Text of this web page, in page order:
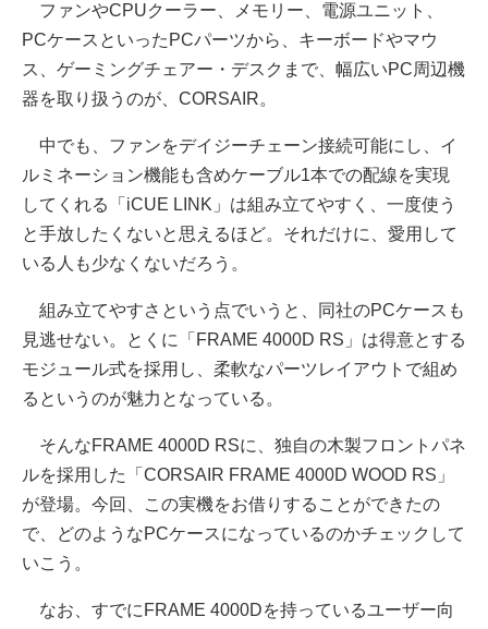
ファンやCPUクーラー、メモリー、電源ユニット、
PCケースといったPCパーツから、キーボードやマウ
ス、ゲーミングチェアー・デスクまで、幅広いPC周辺機
器を取り扱うのが、CORSAIR。
中でも、ファンをデイジーチェーン接続可能にし、イ
ルミネーション機能も含めケーブル1本での配線を実現
してくれる「iCUE LINK」は組み立てやすく、一度使う
と手放したくないと思えるほど。それだけに、愛用して
いる人も少なくないだろう。
組み立てやすさという点でいうと、同社のPCケースも
見逃せない。とくに「FRAME 4000D RS」は得意とする
モジュール式を採用し、柔軟なパーツレイアウトで組め
るというのが魅力となっている。
そんなFRAME 4000D RSに、独自の木製フロントパネ
ルを採用した「CORSAIR FRAME 4000D WOOD RS」
が登場。今回、この実機をお借りすることができたの
で、どのようなPCケースになっているのかチェックして
いこう。
なお、すでにFRAME 4000Dを持っているユーザー向